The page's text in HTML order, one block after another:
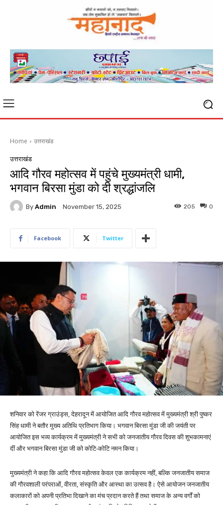
Home उत्तराखंड
उत्तराखंड
आदि गौरव महोत्सव में पहुंचे मुख्यमंत्री धामी,
भगवान बिरसा मुंडा को दी श्रद्धांजलि
By Admin November 15, 2025 0
205
Facebook Twitter
शनिवार को रेंजर ग्राउंड्स, देहरादून में आयोजित आदि गौरव महोत्सव में मुख्यमंत्री श्री पुष्कर
सिंह धामी ने बतौर मुख्य अतिथि प्रतिभाग किया। भगवान बिरसा मुंडा जी की जयंती पर
आयोजित इस भव्य कार्यक्रम में मुख्यमंत्री ने सभी को जनजातीय गौरव दिवस की शुभकामनाएं
दीं और भगवान बिरसा मुंडा जी को कोटि-कोटि नमन किया।
मुख्यमंत्री ने कहा कि आदि गौरव महोत्सव केवल एक कार्यक्रम नहीं, बल्कि जनजातीय समाज
की गौरवशाली परंपराओं, वीरता, संस्कृति और आस्था का उत्सव है। ऐसे आयोजन जनजातीय
कलाकारों को अपनी प्रतिभा दिखाने का मंच प्रदान करते हैं तथा समाज के अन्य वर्गों को